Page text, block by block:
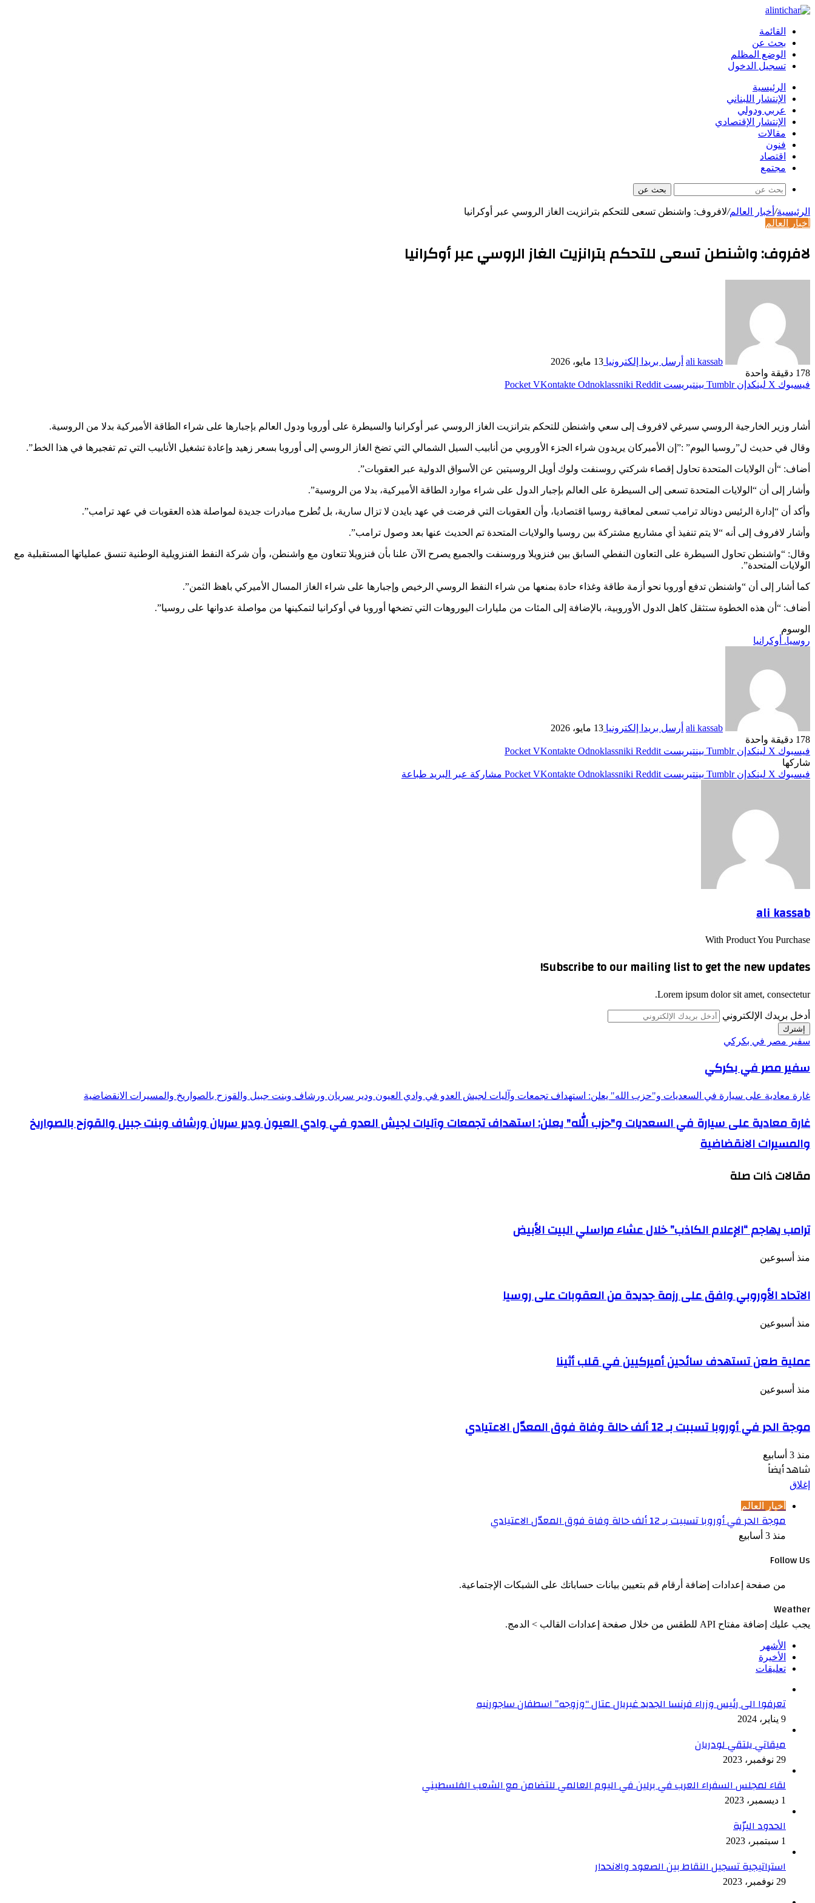
القائمة
بحث عن
الوضع المظلم
تسجيل الدخول
الرئيسية
الإنتشار اللبناني
عربي ودولي
الإنتشار الإقتصادي
مقالات
فنون
اقتصاد
مجتمع
بحث عن
الرئيسية/ أخبار العالم/لافروف: واشنطن تسعى للتحكم بترانزيت الغاز الروسي عبر أوكرانيا
أخبار العالم
لافروف: واشنطن تسعى للتحكم بترانزيت الغاز الروسي عبر أوكرانيا
ali kassab أرسل بريدا إلكترونيا 13 مايو، 2026
178 دقيقة واحدة
فيسبوك ‫X لينكدإن بينتيريست Odnoklassniki
‫Pocket
أشار وزير الخارجية الروسي سيرغي لافروف إلى سعي واشنطن للتحكم بترانزيت الغاز الروسي عبر أوكرانيا والسيطرة على أوروبا ودول العالم بإجبارها على شراء الطاقة الأميركية بدلا من الروسية.
وقال في حديث ل”روسيا اليوم” :”إن الأميركان يريدون شراء الجزء الأوروبي من أنابيب السيل الشمالي التي تضخ الغاز الروسي إلى أوروبا بسعر زهيد وإعادة تشغيل الأنابيب التي تم تفجيرها في هذا الخط”.
أضاف: “أن الولايات المتحدة تحاول إقصاء شركتي روسنفت ولوك أويل الروسيتين عن الأسواق الدولية عبر العقوبات”.
وأشار إلى أن “الولايات المتحدة تسعى إلى السيطرة على العالم بإجبار الدول على شراء موارد الطاقة الأميركية، بدلا من الروسية”.
وأكد أن “إدارة الرئيس دونالد ترامب تسعى لمعاقبة روسيا اقتصاديا، وأن العقوبات التي فرضت في عهد بايدن لا تزال سارية، بل تُطرح مبادرات جديدة لمواصلة هذه العقوبات في عهد ترامب”.
وأشار لافروف إلى أنه “لا يتم تنفيذ أي مشاريع مشتركة بين روسيا والولايات المتحدة تم الحديث عنها بعد وصول ترامب”.
وقال: “واشنطن تحاول السيطرة على التعاون النفطي السابق بين فنزويلا وروسنفت والجميع يصرح الآن علنا بأن فنزويلا تتعاون مع واشنطن، وأن شركة النفط الفنزويلية الوطنية تنسق عملياتها المستقبلية مع
الولايات المتحدة”.
كما أشار إلى أن “واشنطن تدفع أوروبا نحو أزمة طاقة وغذاء حادة بمنعها من شراء النفط الروسي الرخيص وإجبارها على شراء الغاز المسال الأميركي باهظ الثمن”.
أضاف: “أن هذه الخطوة ستثقل كاهل الدول الأوروبية، بالإضافة إلى المئات من مليارات اليوروهات التي تضخها أوروبا في أوكرانيا لتمكينها من مواصلة عدوانها على روسيا”.
الوسوم
روسيا. أوكرانيا
ali kassab أرسل بريدا إلكترونيا 13 مايو، 2026
178 دقيقة واحدة
فيسبوك ‫X لينكدإن بينتيريست Odnoklassniki
‫Pocket
شاركها
فيسبوك ‫X لينكدإن بينتيريست Odnoklassniki
‫Pocket مشاركة عبر البريد طباعة
ali kassab
With Product You Purchase
Subscribe to our mailing list to get the new updates!
Lorem ipsum dolor sit amet, consectetur.
أدخل بريدك الإلكتروني
سفير مصر في بكركي
سفير مصر في بكركي
غارة معادية على سيارة في السعديات و"حزب الله" يعلن: استهداف تجمعات وآليات لجيش العدو في وادي العيون ودير سريان ورشاف وبنت جبيل والقوزح بالصواريخ والمسيرات الانقضاضية
غارة معادية على سيارة في السعديات و"حزب الله" يعلن: استهداف تجمعات وآليات لجيش العدو في وادي العيون ودير سريان ورشاف وبنت جبيل والقوزح بالصواريخ
والمسيرات الانقضاضية
مقالات ذات صلة
ترامب يهاجم “الإعلام الكاذب” خلال عشاء مراسلي البيت الأبيض
منذ أسبوعين
الاتحاد الأوروبي وافق على رزمة جديدة من العقوبات على روسيا
منذ أسبوعين
عملية طعن تستهدف سائحين أميركيين في قلب أثينا
منذ أسبوعين
موجة الحر في أوروبا تسببت بـ 12 ألف حالة وفاة فوق المعدّل الاعتيادي
منذ 3 أسابيع
شاهد أيضاً
إغلاق
أخبار العالم
موجة الحر في أوروبا تسببت بـ 12 ألف حالة وفاة فوق المعدّل الاعتيادي
منذ 3 أسابيع
Follow Us
من صفحة إعدادات إضافة أرقام قم بتعيين بيانات حساباتك على الشبكات الإجتماعية.
Weather
يجب عليك إضافة مفتاح API للطقس من خلال صفحة إعدادات القالب > الدمج.
الأشهر
الأخيرة
تعليقات
تعرفوا الى رئيس وزراء فرنسا الجديد غبريال عتال “وزوجه” اسطفان ساجورنيه
9 يناير، 2024
ميقاتي يلتقي لودريان
29 نوفمبر، 2023
لقاء لمجلس السفراء العرب في برلين في اليوم العالمي للتضامن مع الشعب الفلسطيني
1 ديسمبر، 2023
الحدود البرّية
1 سبتمبر، 2023
استراتيجية تسجيل النقاط بين الصعود والانحدار
29 نوفمبر، 2023